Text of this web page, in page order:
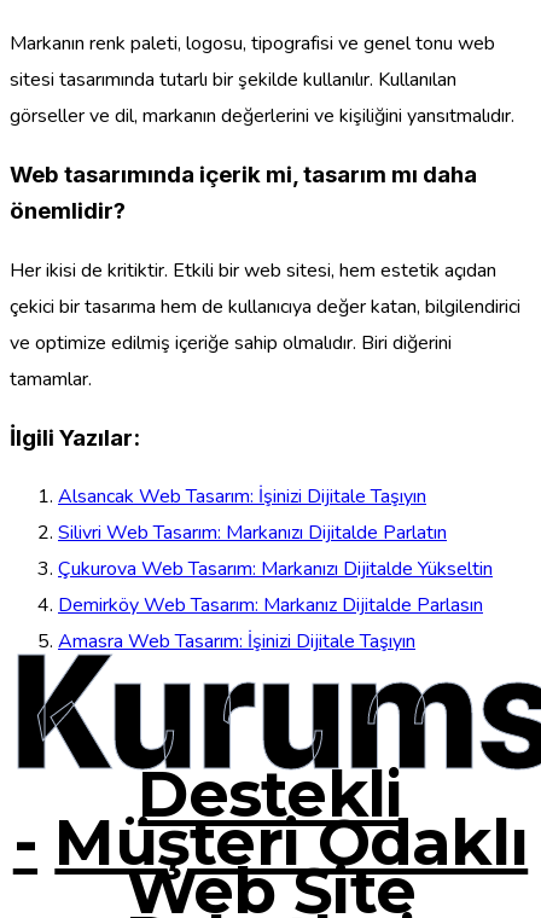
Markanın renk paleti, logosu, tipografisi ve genel tonu web
sitesi tasarımında tutarlı bir şekilde kullanılır. Kullanılan
görseller ve dil, markanın değerlerini ve kişiliğini yansıtmalıdır.
Web tasarımında içerik mi, tasarım mı daha
önemlidir?
Her ikisi de kritiktir. Etkili bir web sitesi, hem estetik açıdan
çekici bir tasarıma hem de kullanıcıya değer katan, bilgilendirici
ve optimize edilmiş içeriğe sahip olmalıdır. Biri diğerini
tamamlar.
İlgili Yazılar:
Alsancak Web Tasarım: İşinizi Dijitale Taşıyın
Silivri Web Tasarım: Markanızı Dijitalde Parlatın
Çukurova Web Tasarım: Markanızı Dijitalde Yükseltin
Demirköy Web Tasarım: Markanız Dijitalde Parlasın
Amasra Web Tasarım: İşinizi Dijitale Taşıyın
Destekli
- Müşteri Odaklı
Web Site